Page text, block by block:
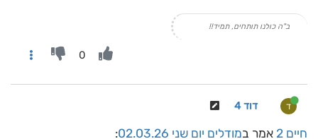
ב"ה כולנו תותחים, תמיד!!
0
ד דוד 4
חיים 2 אמר במודלים יום שני 02.03.26 :